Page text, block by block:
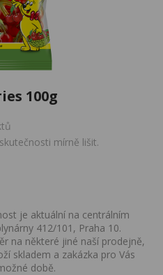
100g
mírně lišit.
je aktuální na centrálním
412/101, Praha 10.
na některé jiné naší prodejně,
skladem a zakázka pro Vás
době.